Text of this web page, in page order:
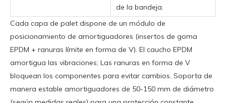
de la bandeja.
Cada capa de palet dispone de un módulo de
posicionamiento de amortiguadores (insertos de goma
EPDM + ranuras límite en forma de V). El caucho EPDM
amortigua las vibraciones; Las ranuras en forma de V
bloquean los componentes para evitar cambios. Soporta de
manera estable amortiguadores de 50-150 mm de diámetro